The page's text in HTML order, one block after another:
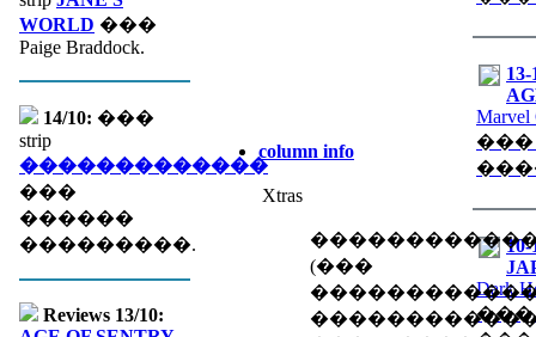
WORLD ���
Paige Braddock.
14/10: ���
strip
�������������
���
������
���������.
Reviews 13/10:
column info
Xtras
(���
13-
Marvel
10-
Dark
���